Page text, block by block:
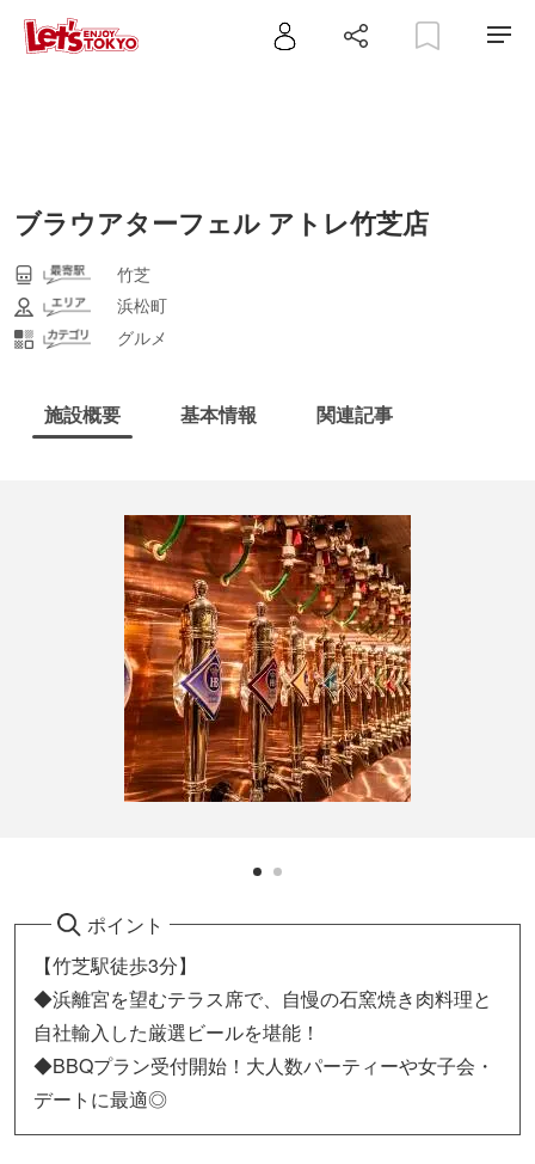
ブラウアターフェル アトレ竹芝店
竹芝
浜松町
グルメ
施設概要 基本情報 関連記事
ポイント
【竹芝駅徒歩3分】
◆浜離宮を望むテラス席で、自慢の石窯焼き肉料理と
自社輸入した厳選ビールを堪能！
◆BBQプラン受付開始！大人数パーティーや女子会・
デートに最適◎